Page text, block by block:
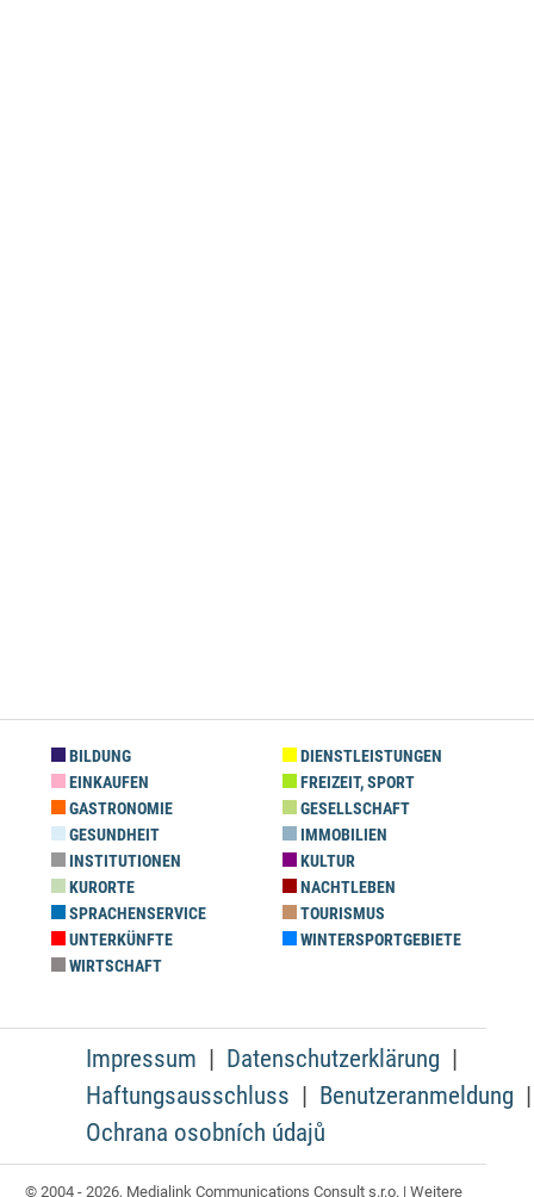
BILDUNG
DIENSTLEISTUNGEN
EINKAUFEN
FREIZEIT, SPORT
GASTRONOMIE
GESELLSCHAFT
GESUNDHEIT
IMMOBILIEN
INSTITUTIONEN
KULTUR
KURORTE
NACHTLEBEN
SPRACHENSERVICE
TOURISMUS
UNTERKÜNFTE
WINTERSPORTGEBIETE
WIRTSCHAFT
Impressum
Datenschutzerklärung
Haftungsausschluss
Benutzeranmeldung
Ochrana osobních údajů
© 2004 - 2026, Medialink Communications Consult s.r.o. | Weitere